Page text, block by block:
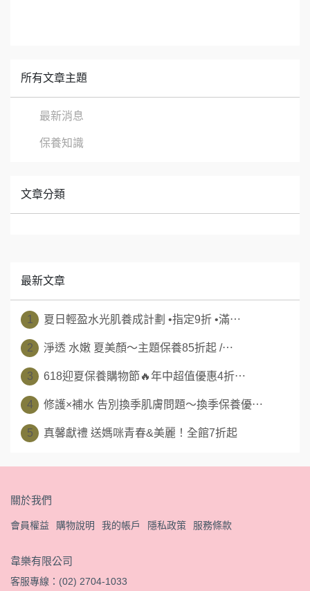
所有文章主題
最新消息
保養知識
文章分類
最新文章
1 夏日輕盈水光肌養成計劃 •指定9折 •滿⋯
2 淨透 水嫩 夏美顏～主題保養85折起 /⋯
3 618迎夏保養購物節🔥年中超值優惠4折⋯
4 修護×補水 告別換季肌膚問題～換季保養優⋯
5 真馨獻禮 送媽咪青春&美麗！全館7折起
關於我們
會員權益 購物說明 我的帳戶 隱私政策 服務條款
韋樂有限公司
客服專線：(02) 2704-1033